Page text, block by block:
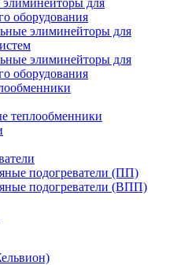
для
оборудования
элиминейторы для
элиминейторы для
оборудования
теплообменники
подогреватели (ПП)
подогреватели (ВПП)